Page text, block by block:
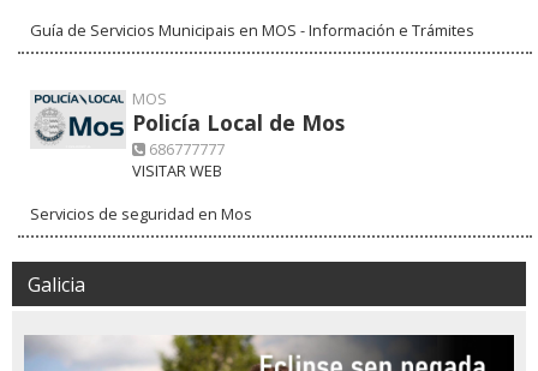
Guía de Servicios Municipais en MOS - Información e Trámites
MOS
Policía Local de Mos
686777777
VISITAR WEB
Servicios de seguridad en Mos
Galicia